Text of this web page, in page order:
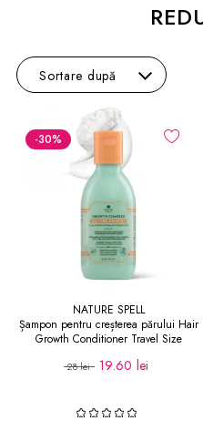
Sortare după
-30%
NATURE SPELL
Șampon pentru creșterea părului Hair
Growth Conditioner Travel Size
28 lei 19.60 lei